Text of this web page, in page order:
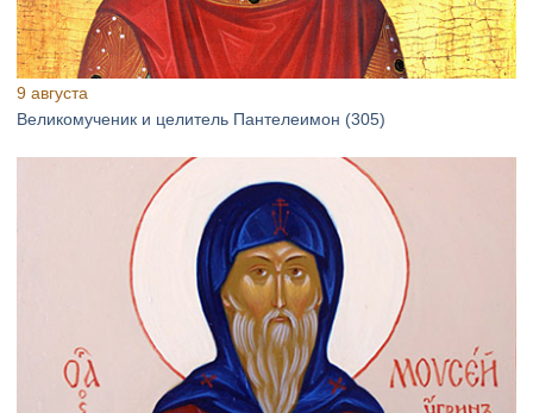
9 августа
Великомученик и целитель Пантелеимон (305)